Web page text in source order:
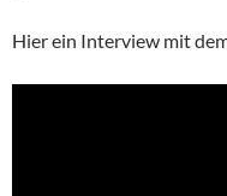
Hier ein Interview mit